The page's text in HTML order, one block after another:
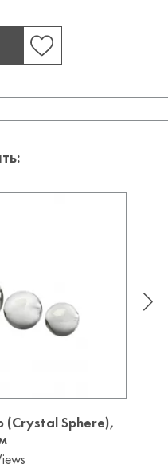
(Crystal Sphere),